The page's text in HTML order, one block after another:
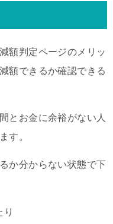
額判定ページのメリッ
額できるか確認できる
とお金に余裕がない人
す。
か分からない状態で下
り